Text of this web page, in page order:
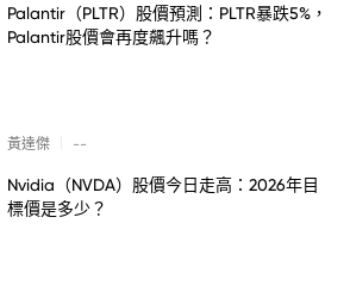
Palantir（PLTR）股價預測：PLTR暴跌5%，
Palantir股價會再度飆升嗎？
黃達傑 --
Nvidia（NVDA）股價今日走高：2026年目
標價是多少？